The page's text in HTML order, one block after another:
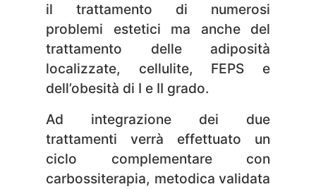
il trattamento di numerosi
problemi estetici ma anche del
trattamento delle adiposità
localizzate, cellulite, FEPS e
dell’obesità di I e II grado.
Ad integrazione dei due
trattamenti verrà effettuato un
ciclo complementare con
carbossiterapia, metodica validata